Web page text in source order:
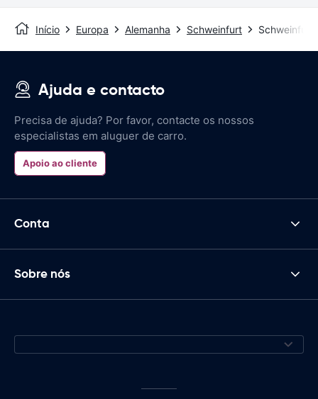
Início Europa Alemanha Schweinfurt Schweinfurt
Ajuda e contacto
Precisa de ajuda? Por favor, contacte os nossos
especialistas em aluguer de carro.
Apoio ao cliente
Conta
Sobre nós